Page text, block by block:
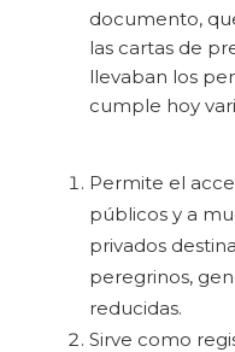
documento,
las cartas de
llevaban los
cumple hoy
Permite el
públicos y a
privados
peregrinos,
reducidas.
Sirve como